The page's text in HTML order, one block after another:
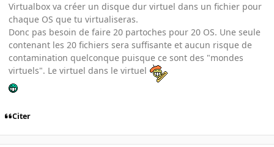
Virtualbox va créer un disque dur virtuel dans un fichier pour
chaque OS que tu virtualiseras.
Donc pas besoin de faire 20 partoches pour 20 OS. Une seule
contenant les 20 fichiers sera suffisante et aucun risque de
contamination quelconque puisque ce sont des "mondes
virtuels". Le virtuel dans le virtuel
Citer